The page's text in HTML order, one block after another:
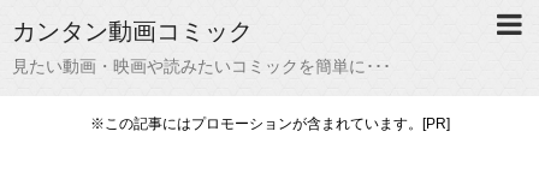
カンタン動画コミック
見たい動画・映画や読みたいコミックを簡単に･･･
※この記事にはプロモーションが含まれています。[PR]